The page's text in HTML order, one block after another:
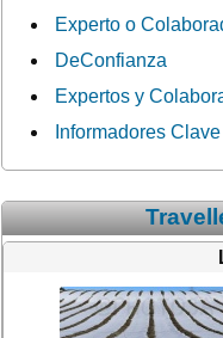
Experto o
DeConfianza
Expertos y
Informadores Clave